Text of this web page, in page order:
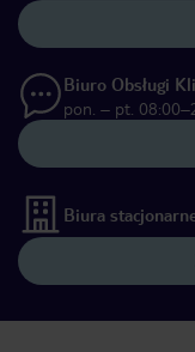
Biuro Obsługi
pon. – pt.
Biura